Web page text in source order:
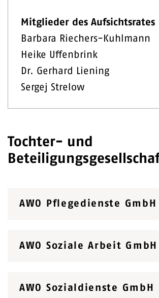
Mitglieder des Aufsichtsrates
Barbara Riechers-Kuhlmann
Heike Uffenbrink
Dr. Gerhard Liening
Sergej Strelow
Tochter- und
AWO Pflegedienste GmbH
AWO Soziale Arbeit GmbH
AWO Sozialdienste GmbH